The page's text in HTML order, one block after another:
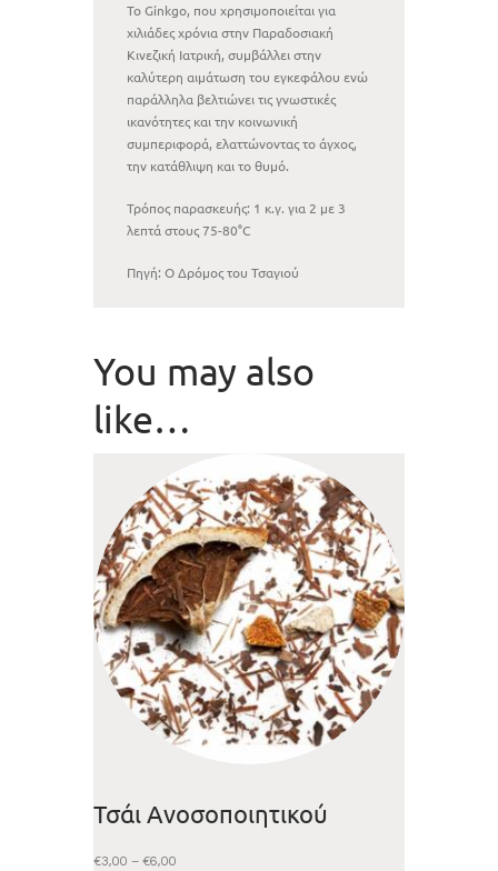
Το Ginkgo, που χρησιμοποιείται για
χιλιάδες χρόνια στην Παραδοσιακή
Κινεζική Ιατρική, συμβάλλει στην
καλύτερη αιμάτωση του εγκεφάλου ενώ
παράλληλα βελτιώνει τις γνωστικές
ικανότητες και την κοινωνική
συμπεριφορά, ελαττώνοντας το άγχος,
την κατάθλιψη και το θυμό.
Τρόπος παρασκευής: 1 κ.γ. για 2 με 3
λεπτά στους 75-80°C
Πηγή: Ο Δρόμος του Τσαγιού
You may also
like…
Τσάι Ανοσοποιητικού
€3,00 – €6,00